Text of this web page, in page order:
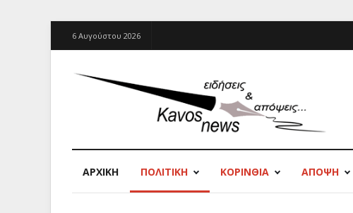
6 Αυγούστου 2026
ΑΡΧΙΚΉ ΠΟΛΙΤΙΚΗ ΚΟΡΙΝΘΙΑ ΑΠΟΨΗ